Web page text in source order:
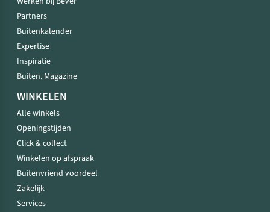
Partners
Buitenkalender
Expertise
Inspiratie
Buiten. Magazine
WINKELEN
Alle winkels
Openingstijden
Click & collect
Winkelen op afspraak
Buitenvriend voordeel
Zakelijk
Services